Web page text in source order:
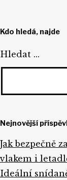
Kdo hledá, najde
Hledat …
Nejnovější
Jak bezpečně
vlakem i
Ideální